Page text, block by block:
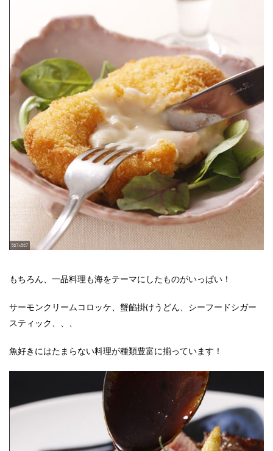
もちろん、一品料理も海をテーマにしたものがいっぱい！
サーモンクリームコロッケ、蟹餡掛けうどん、シーフードシガー
スティック、、、
魚好きにはたまらない料理が種類豊富に揃っています！